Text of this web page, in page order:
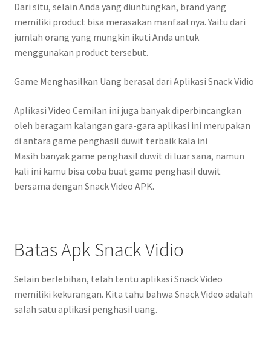
Dari situ, selain Anda yang diuntungkan, brand yang
memiliki product bisa merasakan manfaatnya. Yaitu dari
jumlah orang yang mungkin ikuti Anda untuk
menggunakan product tersebut.
Game Menghasilkan Uang berasal dari Aplikasi Snack Vidio
Aplikasi Video Cemilan ini juga banyak diperbincangkan
oleh beragam kalangan gara-gara aplikasi ini merupakan
di antara game penghasil duwit terbaik kala ini
Masih banyak game penghasil duwit di luar sana, namun
kali ini kamu bisa coba buat game penghasil duwit
bersama dengan Snack Video APK.
Batas Apk Snack Vidio
Selain berlebihan, telah tentu aplikasi Snack Video
memiliki kekurangan. Kita tahu bahwa Snack Video adalah
salah satu aplikasi penghasil uang.